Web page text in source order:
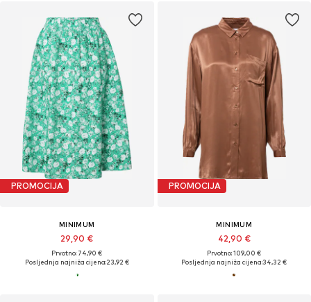
PROMOCIJA
MINIMUM
29,90 €
Prvotno: 74,90 €
Posljednja najniža cijena:23,92 €
PROMOCIJA
MINIMUM
42,90 €
Prvotno: 109,00 €
Posljednja najniža cijena:34,32 €